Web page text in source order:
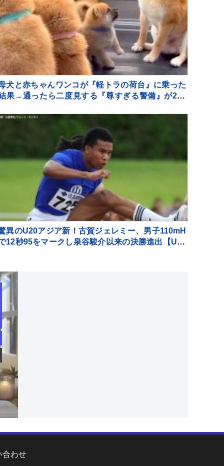
犬と赤ちゃんワンコが『軽トラの荷台』に乗った
果→通ったら二度見する『尊すぎる警備』が217
異のU20アジア新！古賀ジェレミー、男子110mH
12秒95をマークし泉谷駿介以来の決勝進出【U20
合わせ